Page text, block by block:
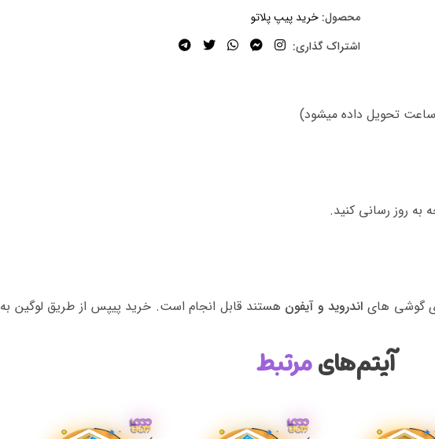
محصول: خرید پیپ پلاتو
اشتراک گذاری:
به روز رسانی کنید.
گوشی های اندروید و آیفون هستند قابل انجام است. خرید پیپس از طریق لوگین به
آیتم‌هایمرتبط